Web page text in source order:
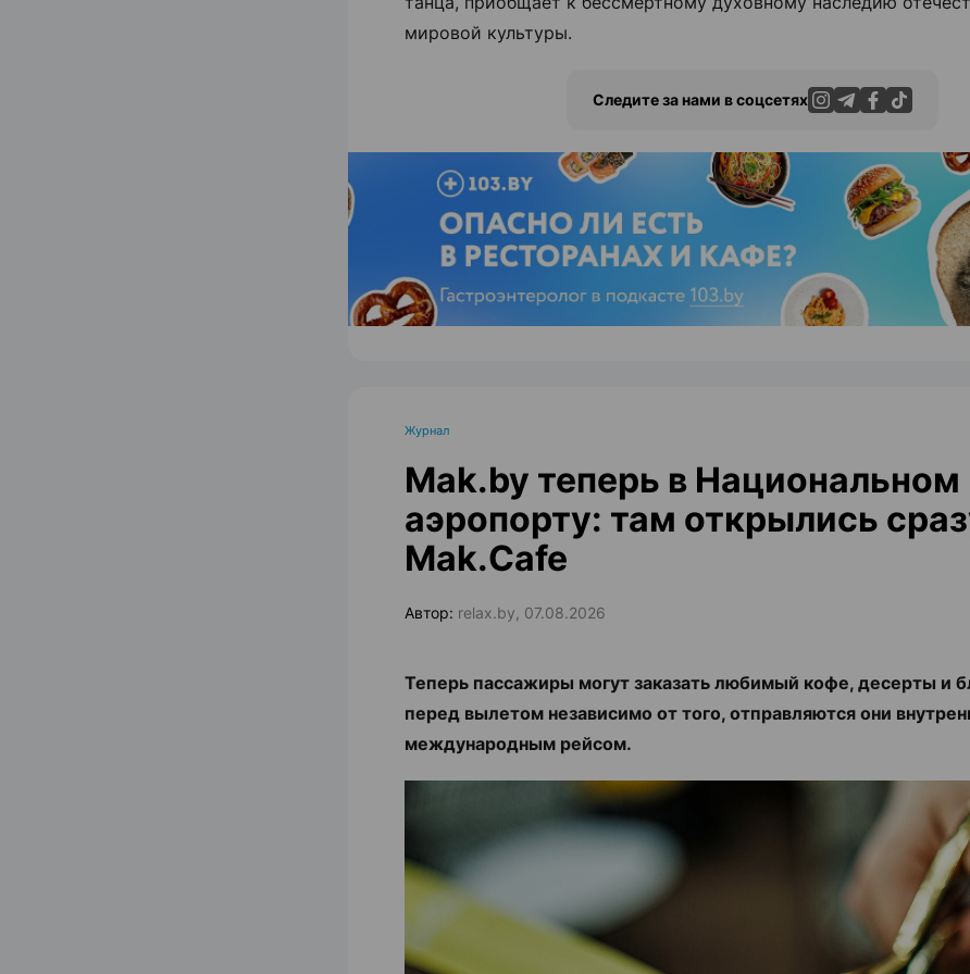
мировой культуры.
Следите за нами в соцсетях
Журнал
Mak.by теперь в Национальном
аэропорту: там открылись
Mak.Cafe
Автор: relax.by, 07.08.2026
Теперь пассажиры могут заказать любимый кофе, десерты и
перед вылетом независимо от того, отправляются они
международным рейсом.